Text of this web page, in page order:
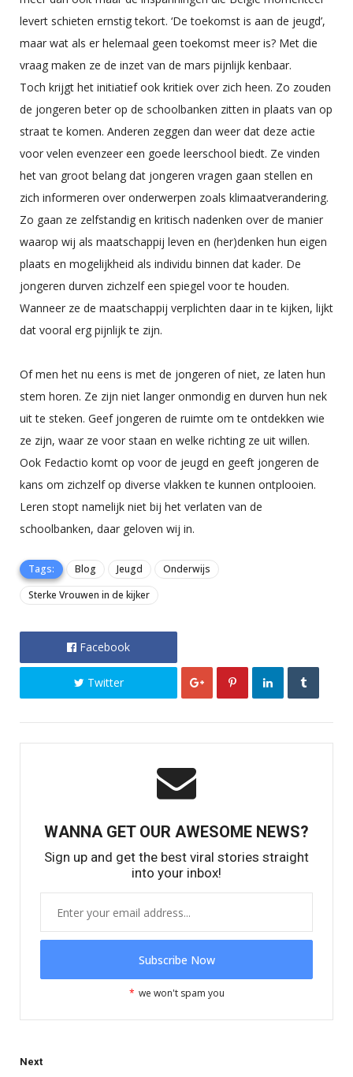
levert schieten ernstig tekort. ‘De toekomst is aan de jeugd’,
maar wat als er helemaal geen toekomst meer is? Met die
vraag maken ze de inzet van de mars pijnlijk kenbaar.
Toch krijgt het initiatief ook kritiek over zich heen. Zo zouden
de jongeren beter op de schoolbanken zitten in plaats van op
straat te komen. Anderen zeggen dan weer dat deze actie
voor velen evenzeer een goede leerschool biedt. Ze vinden
het van groot belang dat jongeren vragen gaan stellen en
zich informeren over onderwerpen zoals klimaatverandering.
Zo gaan ze zelfstandig en kritisch nadenken over de manier
waarop wij als maatschappij leven en (her)denken hun eigen
plaats en mogelijkheid als individu binnen dat kader. De
jongeren durven zichzelf een spiegel voor te houden.
Wanneer ze de maatschappij verplichten daar in te kijken, lijkt
dat vooral erg pijnlijk te zijn.
Of men het nu eens is met de jongeren of niet, ze laten hun
stem horen. Ze zijn niet langer onmondig en durven hun nek
uit te steken. Geef jongeren de ruimte om te ontdekken wie
ze zijn, waar ze voor staan en welke richting ze uit willen.
Ook Fedactio komt op voor de jeugd en geeft jongeren de
kans om zichzelf op diverse vlakken te kunnen ontplooien.
Leren stopt namelijk niet bij het verlaten van de
schoolbanken, daar geloven wij in.
Tags: Blog Jeugd
Onderwijs
Sterke Vrouwen in de kijker
Facebook
Twitter
WANNA GET OUR AWESOME NEWS?
Sign up and get the best viral stories straight
into your inbox!
* we won't spam you
Next